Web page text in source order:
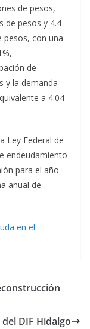
de pesos,
de pesos y 4.4
pesos, con una
de
y la demanda
a 4.04
Ley Federal de
endeudamiento
para el año
anual de
en el
DIF Hidalgo